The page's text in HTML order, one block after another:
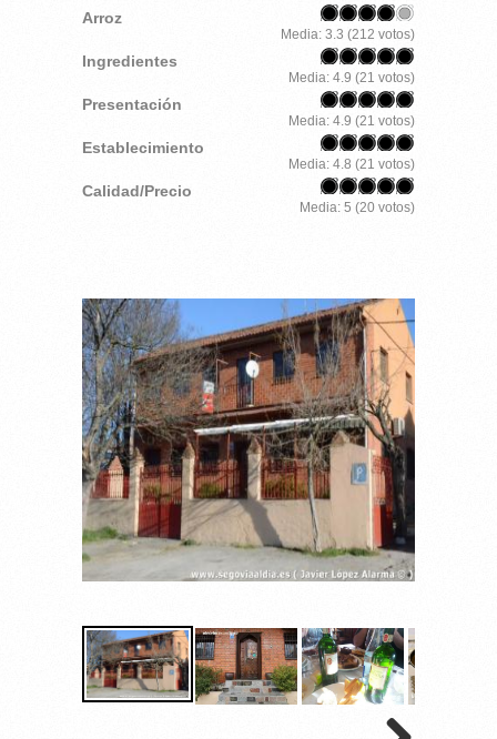
Arroz
Media: 3.3 (212 votos)
Ingredientes
Media: 4.9 (21 votos)
Presentación
Media: 4.9 (21 votos)
Establecimiento
Media: 4.8 (21 votos)
Calidad/Precio
Media: 5 (20 votos)